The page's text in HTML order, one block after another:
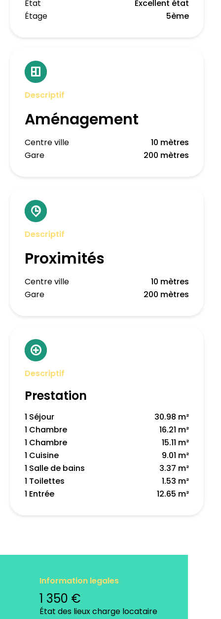
État
Excellent état
Étage
5ème
Descriptif
Aménagement
Centre ville
10 mètres
Gare
200 mètres
Descriptif
Proximités
Centre ville
10 mètres
Gare
200 mètres
Descriptif
Prestation
1 Séjour
30.98 m²
1 Chambre
16.21 m²
1 Chambre
15.11 m²
1 Cuisine
9.01 m²
1 Salle de bains
3.37 m²
1 Toilettes
1.53 m²
1 Entrée
12.65 m²
Information legales
1 350 €
État des lieux charge locataire